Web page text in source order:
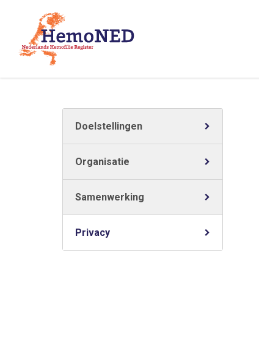
Doelstellingen
Organisatie
Samenwerking
Privacy